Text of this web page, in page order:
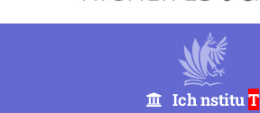
Ich nstituT